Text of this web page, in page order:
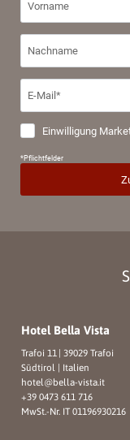
Hotel Bella Vista
Trafoi 11 | 39029 Trafoi
Südtirol | Italien
hotel@bella-vista.it
+39 0473 611 716
MwSt.-Nr. IT 01196930216